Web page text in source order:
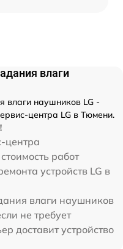
влаги
влаги наушников LG -
центра LG в Тюмени.
центра
работ
устройств LG в
влаги наушников
не требует
доставит устройство